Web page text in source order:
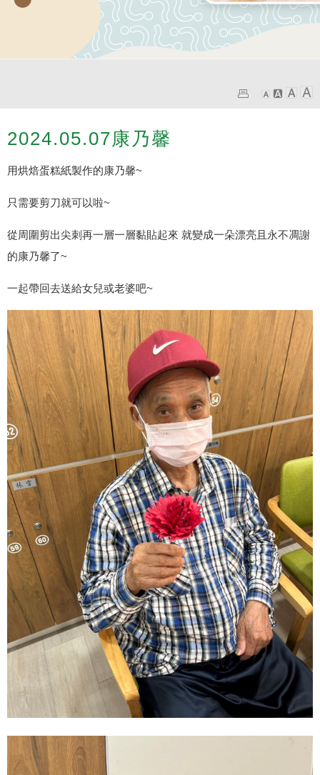
2024.05.07康乃馨
用烘焙蛋糕紙製作的康乃馨~
只需要剪刀就可以啦~
從周圍剪出尖刺再一層一層黏貼起來 就變成一朵漂亮且永不凋謝
的康乃馨了~
一起帶回去送給女兒或老婆吧~